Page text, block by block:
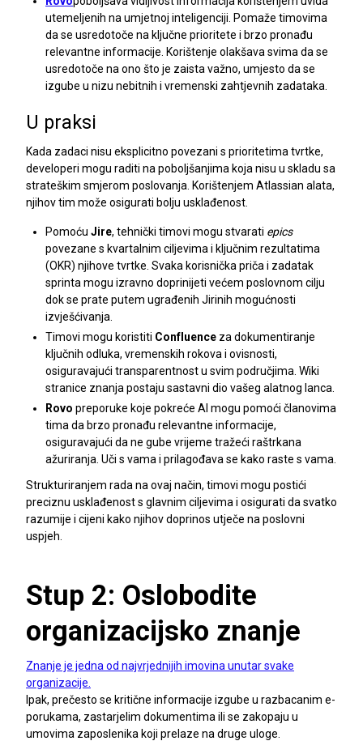
utemeljenih na umjetnoj inteligenciji. Pomaže timovima
da se usredotoče na ključne prioritete i brzo pronađu
relevantne informacije. Korištenje olakšava svima da se
usredotoče na ono što je zaista važno, umjesto da se
izgube u nizu nebitnih i vremenski zahtjevnih zadataka.
U praksi
Kada zadaci nisu eksplicitno povezani s prioritetima tvrtke,
developeri mogu raditi na poboljšanjima koja nisu u skladu sa
strateškim smjerom poslovanja. Korištenjem Atlassian alata,
njihov tim može osigurati bolju usklađenost.
Pomoću Jire, tehnički timovi mogu stvarati epics
povezane s kvartalnim ciljevima i ključnim rezultatima
(OKR) njihove tvrtke. Svaka korisnička priča i zadatak
sprinta mogu izravno doprinijeti većem poslovnom cilju
dok se prate putem ugrađenih Jirinih mogućnosti
izvješćivanja.
Timovi mogu koristiti Confluence za dokumentiranje
ključnih odluka, vremenskih rokova i ovisnosti,
osiguravajući transparentnost u svim područjima. Wiki
stranice znanja postaju sastavni dio vašeg alatnog lanca.
Rovo preporuke koje pokreće AI mogu pomoći članovima
tima da brzo pronađu relevantne informacije,
osiguravajući da ne gube vrijeme tražeći raštrkana
ažuriranja. Uči s vama i prilagođava se kako raste s vama.
Strukturiranjem rada na ovaj način, timovi mogu postići
preciznu usklađenost s glavnim ciljevima i osigurati da svatko
razumije i cijeni kako njihov doprinos utječe na poslovni
uspjeh.
Stup 2: Oslobodite
organizacijsko znanje
Znanje je jedna od najvrjednijih imovina unutar svake
organizacije.
Ipak, prečesto se kritične informacije izgube u razbacanim e-
porukama, zastarjelim dokumentima ili se zakopaju u
umovima zaposlenika koji prelaze na druge uloge.